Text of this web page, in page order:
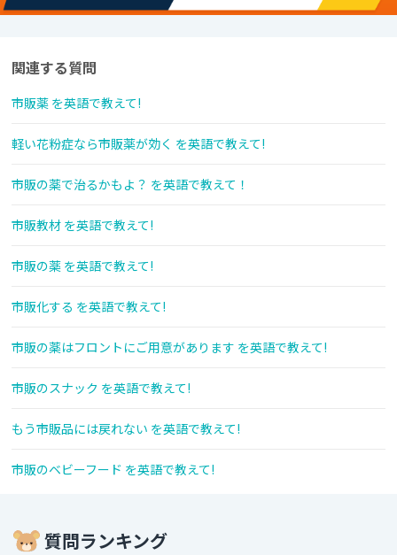
関連する質問
市販薬 を英語で教えて!
軽い花粉症なら市販薬が効く を英語で教えて!
市販の薬で治るかもよ？ を英語で教えて！
市販教材 を英語で教えて!
市販の薬 を英語で教えて!
市販化する を英語で教えて!
市販の薬はフロントにご用意があります を英語で教えて!
市販のスナック を英語で教えて!
もう市販品には戻れない を英語で教えて!
市販のベビーフード を英語で教えて!
質問ランキング